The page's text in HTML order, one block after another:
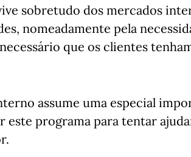
sobretudo dos mercados
nomeadamente pela
que os clientes
assume uma especial
este programa para tentar